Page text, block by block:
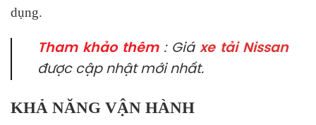
dụng.
Tham khảo thêm: Giá xe tải Nissan
được cập nhật mới nhất.
KHẢ NĂNG VẬN HÀNH